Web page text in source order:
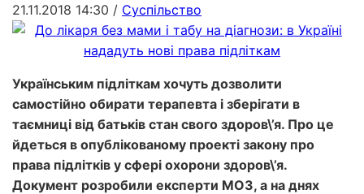
21.11.2018 14:30 / Суспільство
Українським підліткам хочуть дозволити
самостійно обирати терапевта і зберігати в
таємниці від батьків стан свого здоров\’я. Про це
йдеться в опублікованому проекті закону про
права підлітків у сфері охорони здоров\’я.
Документ розробили експерти МОЗ, а на днях